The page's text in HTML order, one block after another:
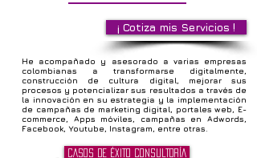
¡ Cotiza mis Servicios !
He acompañado y asesorado a varias empresas
colombianas a transformarse digitalmente,
construcción de cultura digital, mejorar sus
procesos y potencializar sus resultados a través de
la innovación en su estrategia y la implementación
de campañas de marketing digital, portales web, E-
commerce, Apps móviles, campañas en Adwords,
Facebook, Youtube, Instagram, entre otras.
CASOS DE ÉXITO CONSULTORÍA